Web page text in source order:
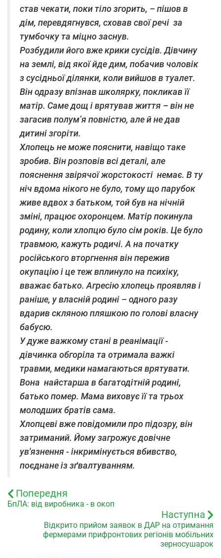
став чекати, поки тіло згорить, – пішов в
дім, перевдягнувся, сховав свої речі за
тумбочку та міцно заснув.
Розбудили його вже крики сусідів. Дівчину
на землі, від якої йде дим, побачив чоловік
з сусідньої ділянки, коли вийшов в туалет.
Він одразу впізнав школярку, покликав її
матір. Саме дощ і врятував життя – він не
загасив полум’я повністю, але й не дав
дитині згоріти.
Хлопець не може пояснити, навіщо таке
зробив. Він розповів всі деталі, але
пояснення звірячої жорстокості немає. В ту
ніч вдома нікого не було, тому що парубок
живе вдвох з батьком, той був на нічній
зміні, працює охоронцем. Матір покинула
родину, коли хлопцю було сім років. Це було
травмою, кажуть родичі. А на початку
російського вторгнення він пережив
окупацію і це теж вплинуло на психіку,
вважає батько. Агресію хлопець проявляв і
раніше, у власній родині – одного разу
вдарив скляною пляшкою по голові власну
бабусю.
У дуже важкому стані в реанімації -
дівчинка обгоріла та отримала важкі
травми, медики намагаються врятувати.
Вона найстарша в багатодітній родині,
батько помер. Мама виховує її та трьох
молодших братів сама.
Хлопцеві вже повідомили про підозру, він
затриманий. Йому загрожує довічне
ув'язнення - інкримінується вбивство,
поєднане із зґвалтуванням.
Попередня
БпЛА: від виробника - в окоп
Наступна
Відкрито прийом заявок в ДАР на отримання
фермерами прифронтових регіонів мобільних
зерносушарок